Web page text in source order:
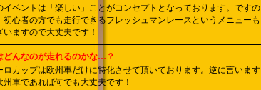
イベントは「楽しい」ことがコンセプトとなっております。ですの
初心者の方でも走行できるフレッシュマンレースというメニューも
いますので大丈夫です！
どんなのが走れるのかな…？
ロカップは欧州車だけに特化させて頂いております。逆に言います
州車であれば何でも大丈夫です！